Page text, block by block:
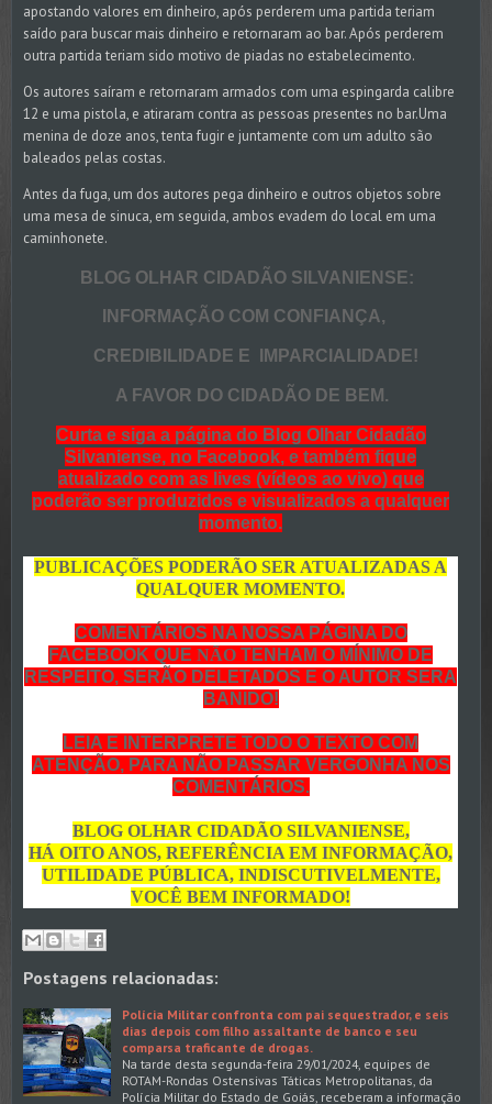
apostando valores em dinheiro, após perderem uma partida teriam
saído para buscar mais dinheiro e retornaram ao bar. Após perderem
outra partida teriam sido motivo de piadas no estabelecimento.
Os autores saíram e retornaram armados com uma espingarda calibre
12 e uma pistola, e atiraram contra as pessoas presentes no bar.Uma
menina de doze anos, tenta fugir e juntamente com um adulto são
baleados pelas costas.
Antes da fuga, um dos autores pega dinheiro e outros objetos sobre
uma mesa de sinuca, em seguida, ambos evadem do local em uma
caminhonete.
BLOG OLHAR CIDADÃO SILVANIENSE:
INFORMAÇÃO COM CONFIANÇA,
CREDIBILIDADE E IMPARCIALIDADE!
A FAVOR DO CIDADÃO DE BEM.
Curta e siga a página do Blog Olhar Cidadão
Silvaniense, no Facebook, e também fique
atualizado com as lives (vídeos ao vivo) que
poderão ser produzidos e visualizados a qualquer
momento.
PUBLICAÇÕES PODERÃO SER ATUALIZADAS A
QUALQUER MOMENTO.
COMENTÁRIOS NA NOSSA PÁGINA DO
FACEBOOK QUE NÃO TENHAM O MÍNIMO DE
RESPEITO, SERÃO DELETADOS E O AUTOR SERA
BANIDO!
LEIA E INTERPRETE TODO O TEXTO COM
ATENÇÃO, PARA NÃO PASSAR VERGONHA NOS
COMENTÁRIOS.
BLOG OLHAR CIDADÃO SILVANIENSE,
HÁ OITO ANOS, REFERÊNCIA EM INFORMAÇÃO,
UTILIDADE PÚBLICA, INDISCUTIVELMENTE,
VOCÊ BEM INFORMADO!
Postagens relacionadas:
Polícia Militar confronta com pai sequestrador, e seis
dias depois com filho assaltante de banco e seu
comparsa traficante de drogas.
Na tarde desta segunda-feira 29/01/2024, equipes de
ROTAM-Rondas Ostensivas Táticas Metropolitanas, da
Polícia Militar do Estado de Goiás, receberam a informação